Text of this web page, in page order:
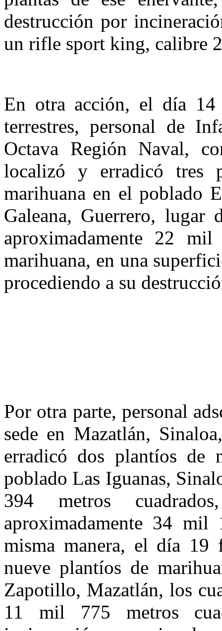
destrucción por
un rifle sport king, calibre
En otra acción, el día 14
terrestres, personal de
Octava Región Naval,
localizó y erradicó tres
marihuana en el poblado
Galeana, Guerrero, lugar
aproximadamente 22
marihuana, en una
procediendo a su
Por otra parte, personal
sede en Mazatlán,
erradicó dos plantíos de
poblado Las Iguanas,
394 metros
aproximadamente 34
misma manera, el día 19
nueve plantíos de
Zapotillo, Mazatlán, los
11 mil 775 metros